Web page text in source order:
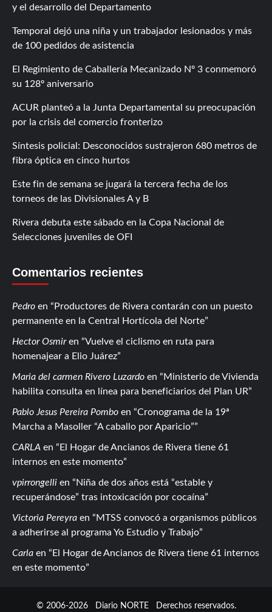
y el desarrollo del Departamento
Temporal dejó una niña y un trabajador lesionados y más
de 100 pedidos de asistencia
El Regimiento de Caballería Mecanizado Nº 3 conmemoró
su 128º aniversario
ACUR planteó a la Junta Departamental su preocupación
por la crisis del comercio fronterizo
Síntesis policial: Desconocidos sustrajeron 680 metros de
fibra óptica en cinco hurtos
Este fin de semana se jugará la tercera fecha de los
torneos de las Divisionales A y B
Rivera debuta este sábado en la Copa Nacional de
Selecciones juveniles de OFI
Comentarios recientes
Pedro en
Productores de Rivera contarán con un puesto
permanente en la Central Hortícola del Norte
Hector Osmiren
Vuelve el ciclismo en ruta para
homenajear a Elio Juárez
Maria del carmen Rivero Luzardo en
Ministerio de Vivienda
habilita consulta en línea para beneficiarios del Plan UR
Pablo Jesus Pereira Pombo en
Cronograma de la 19ª
Marcha a Masoller “A caballo por Aparicio”
CARLA en
El Hogar de Ancianos de Rivera tiene 61
internos en este momento
vpirrongelli en
Niña de dos años está “estable y
recuperándose” tras intoxicación por cocaína
Victoria Pereyra en
MTSS convocó a organismos públicos
a adherirse al programa Yo Estudio y Trabajo
Carla en
El Hogar de Ancianos de Rivera tiene 61 internos
en este momento
© 2006-2026 Diario NORTE Derechos reservados.